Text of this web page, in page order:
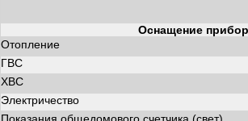
Оснащение
Отопление
ГВС
ХВС
Электричество